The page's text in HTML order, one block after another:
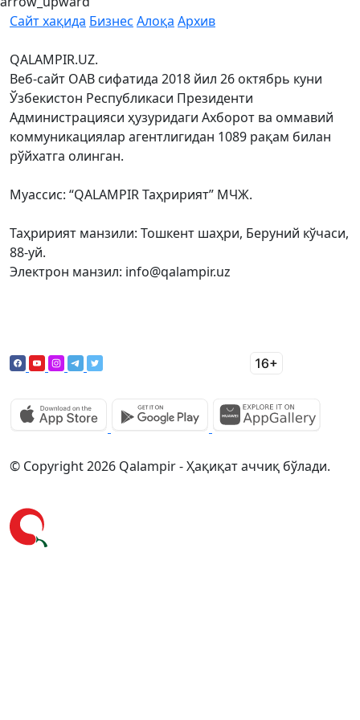
Сайт хақида Бизнес Алоқа Архив
QALAMPIR.UZ.
Веб-сайт ОАВ сифатида 2018 йил 26 октябрь куни
Ўзбекистон Республикаси Президенти
Администрацияси ҳузуридаги Ахборот ва оммавий
коммуникациялар агентлигидан 1089 рақам билан
рўйхатга олинган.
Муассис: “QALAMPIR Таҳририят” МЧЖ.
Таҳририят манзили: Тошкент шаҳри, Беруний кўчаси,
88-уй.
Электрон манзил: info@qalampir.uz
© Copyright 2026 Qalampir - Ҳақиқат аччиқ бўлади.